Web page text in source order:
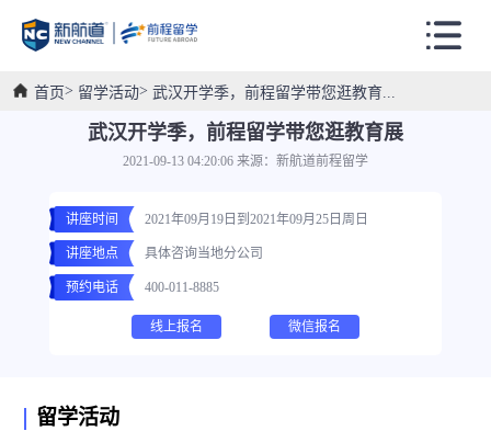
首页 留学活动 武汉开学季，前程留学带您逛教育...
武汉开学季，前程留学带您逛教育展
2021-09-13 04:20:06 来源：新航道前程留学
讲座时间 2021年09月19日到2021年09月25日周日
讲座地点 具体咨询当地分公司
预约电话 400-011-8885
线上报名 微信报名
留学活动